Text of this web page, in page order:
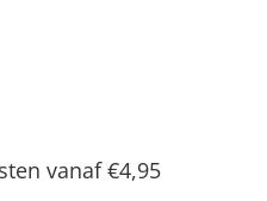
vanaf €4,95